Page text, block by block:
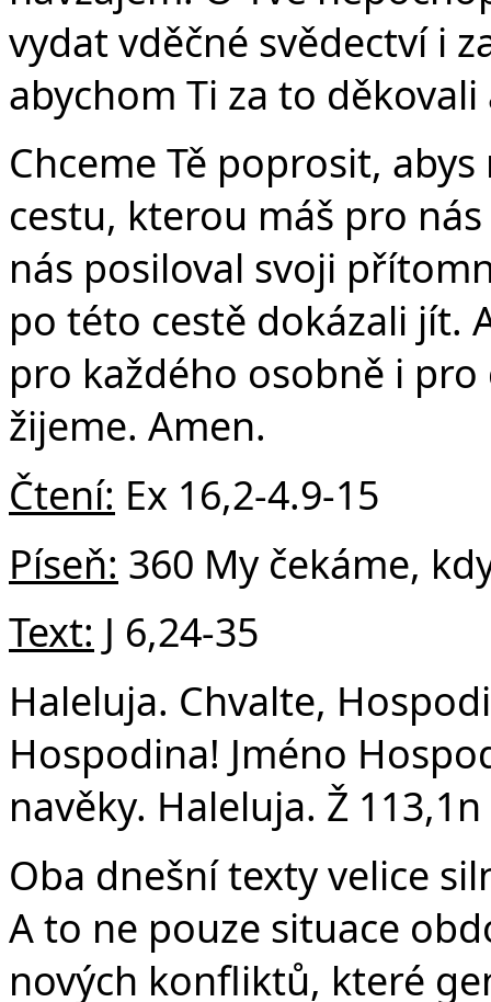
v
vydat vděčné svědectví i
abychom Ti za to děkovali
Chceme Tě poprosit,
cestu, kterou máš pro
nás posiloval svoji
po této cestě dokázali jít.
pro každého osobně i
žijeme. Amen.
Čtení: Ex 16,2-4.9-15
Píseň: 360 My čekáme,
Text: J 6,24-35
Haleluja. Chvalte,
Hospodina! Jméno
navěky. Haleluja. Ž 113,1n
Oba dnešní texty velice
A to ne pouze situace
nových konfliktů, které